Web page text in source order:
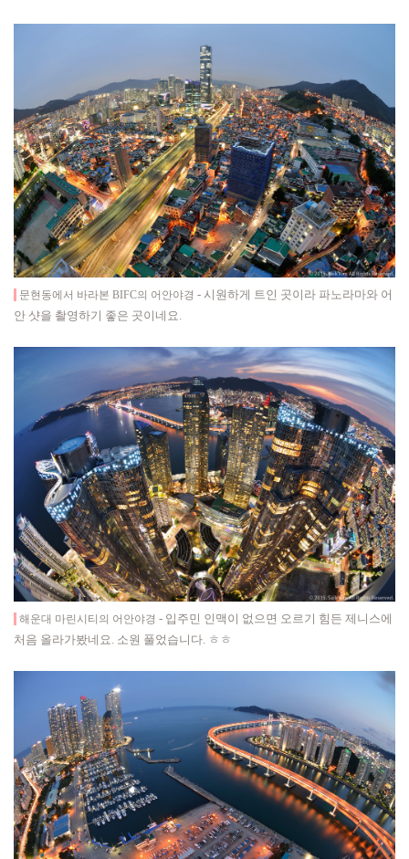
문현동에서 바라본 BIFC의 어안야경 - 시원하게 트인 곳이라 파노라마와 어
안 샷을 촬영하기 좋은 곳이네요.
해운대 마린시티의 어안야경 - 입주민 인맥이 없으면 오르기 힘든 제니스에
처음 올라가봤네요. 소원 풀었습니다. ㅎㅎ